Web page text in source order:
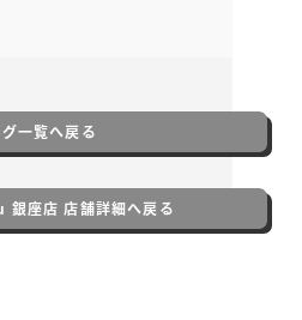
一覧へ戻る
座店 店舗詳細へ戻る